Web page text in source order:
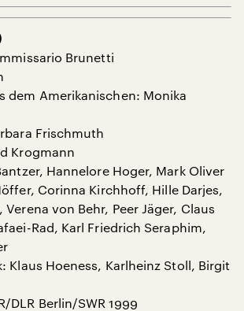
Brunetti
dem Amerikanischen: Monika
Frischmuth
Krogmann
Hannelore Hoger, Mark Oliver
Corinna Kirchhoff, Hille Darjes,
von Behr, Peer Jäger, Claus
Rad, Karl Friedrich Seraphim,
Klaus Hoeness, Karlheinz Stoll, Birgit
DLR Berlin/SWR 1999